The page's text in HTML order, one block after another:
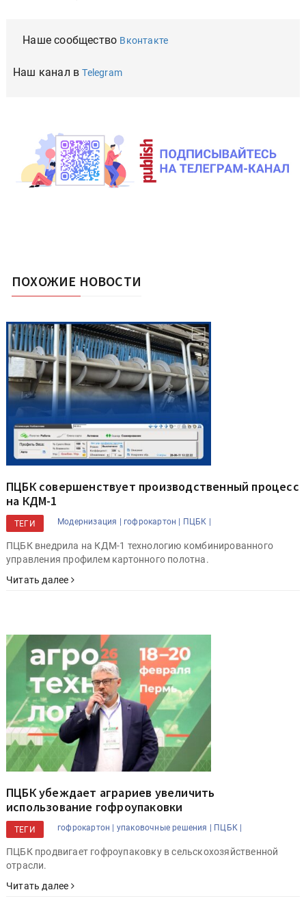
Наше сообщество Вконтакте
Наш канал вTelegram
ПОХОЖИЕ НОВОСТИ
ПЦБК совершенствует производственный процесс
на КДМ-1
ТЕГИ Модернизация | гофрокартон | ПЦБК |
ПЦБК внедрила на КДМ-1 технологию комбинированного
управления профилем картонного полотна.
Читать далее
ПЦБК убеждает аграриев увеличить
использование гофроупаковки
ТЕГИ гофрокартон | упаковочные решения | ПЦБК |
ПЦБК продвигает гофроупаковку в сельскохозяйственной
отрасли.
Читать далее